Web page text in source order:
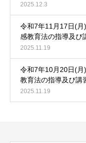
2025.12.3
令和7年11月17日(
感教育法の指導及び
2025.11.19
令和7年10月20日(
教育法の指導及び講
2025.11.19